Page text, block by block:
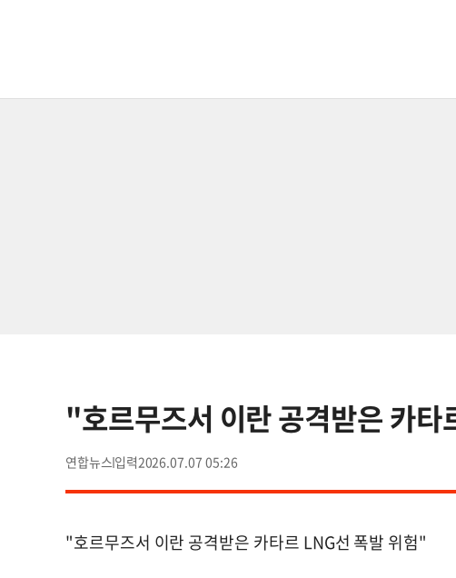
"호르무즈서 이란 공격받은 카
연합뉴스 2026.07.07 05:26
"호르무즈서 이란 공격받은 카타르 LNG선 폭발 위험"